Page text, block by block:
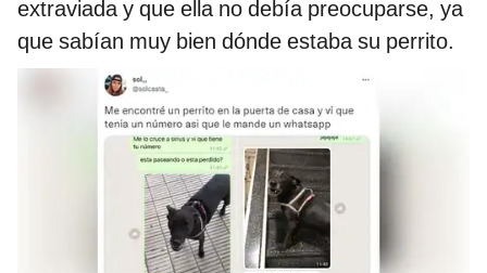
extraviada y que ella no debía preocuparse, ya
que sabían muy bien dónde estaba su perrito.